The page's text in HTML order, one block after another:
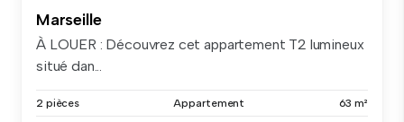
Marseille
À LOUER : Découvrez cet appartement T2 lumineux
situé dan...
2 pièces Appartement 63 m²